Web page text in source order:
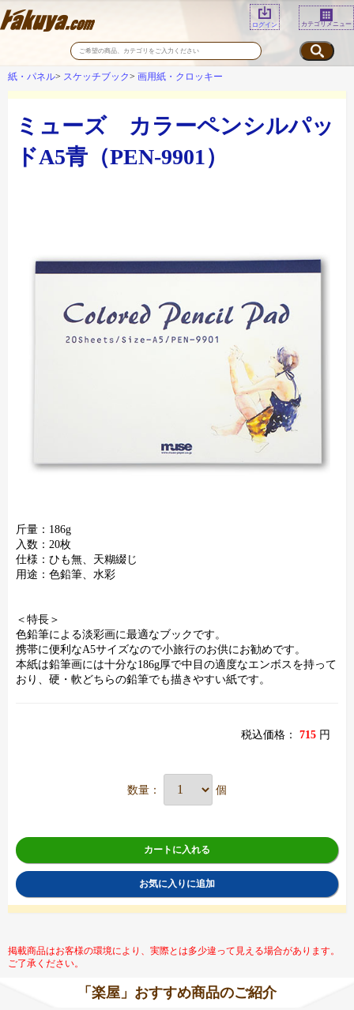
ログイン カテゴリメニュー
紙・パネル スケッチブック 画用紙・クロッキー
ミューズ カラーペンシルパッ
ドA5青（PEN-9901）
斤量：186g
入数：20枚
仕様：ひも無、天糊綴じ
用途：色鉛筆、水彩
＜特長＞
色鉛筆による淡彩画に最適なブックです。
携帯に便利なA5サイズなので小旅行のお供にお勧めです。
本紙は鉛筆画には十分な186g厚で中目の適度なエンボスを持って
おり、硬・軟どちらの鉛筆でも描きやすい紙です。
税込価格： 715 円
数量： 個
カートに入れる
お気に入りに追加
掲載商品はお客様の環境により、実際とは多少違って見える場合があります。
ご了承ください。
「楽屋」おすすめ商品のご紹介